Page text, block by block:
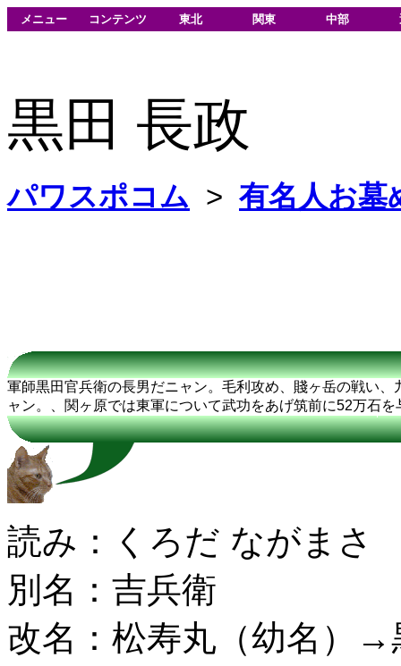
メニュー コンテンツ 東北 関東 中部
黒田 長政
パワスポコム > 有名人お墓
軍師黒田官兵衛の長男だニャン。毛利攻め、賤ヶ岳の戦い
ャン。、関ヶ原では東軍について武功をあげ筑前に52万石
読み：くろだ ながまさ
別名：吉兵衛
改名：松寿丸（幼名）→